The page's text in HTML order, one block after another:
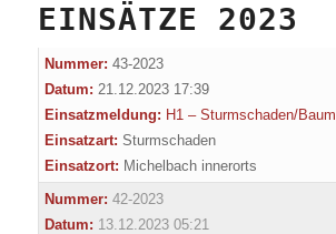
EINSÄTZE 2023
Nummer: 43-2023
Datum: 21.12.2023 17:39
Einsatzmeldung: H1 – Sturmschaden/Baum
Einsatzart: Sturmschaden
Einsatzort: Michelbach innerorts
Nummer: 42-2023
Datum: 13.12.2023 05:21